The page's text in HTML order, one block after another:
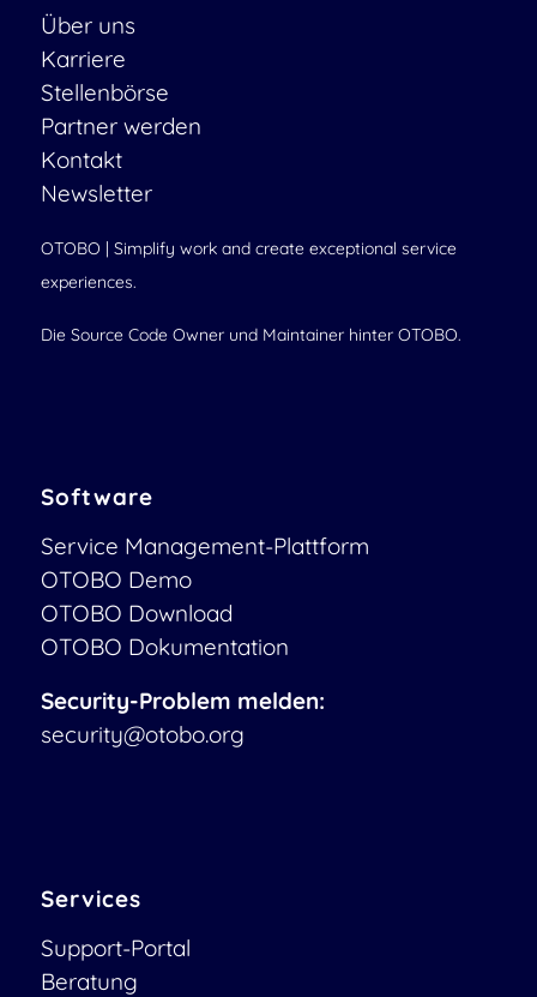
Über uns
Karriere
Stellenbörse
Partner werden
Kontakt
Newsletter
OTOBO | Simplify work and create exceptional service
experiences.
Die Source Code Owner und Maintainer hinter OTOBO.
Software
Service Management-Plattform
OTOBO Demo
OTOBO Download
OTOBO Dokumentation
Security-Problem melden:
security@otobo.org
Services
Support-Portal
Beratung